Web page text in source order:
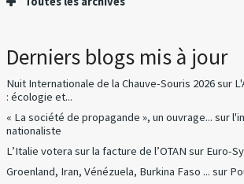
Derniers blogs mis à jour
Nuit Internationale de la Chauve-Souris 2026sur
: écologie et...
« La société de propagande », un ouvrage... sur
nationaliste
L’Italie votera sur la facture de l’OTAN sur Euro-
Groenland, Iran, Vénézuela, Burkina Faso ... sur